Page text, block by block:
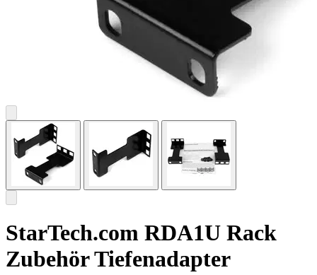
StarTech.com RDA1U Rack
Zubehör Tiefenadapter